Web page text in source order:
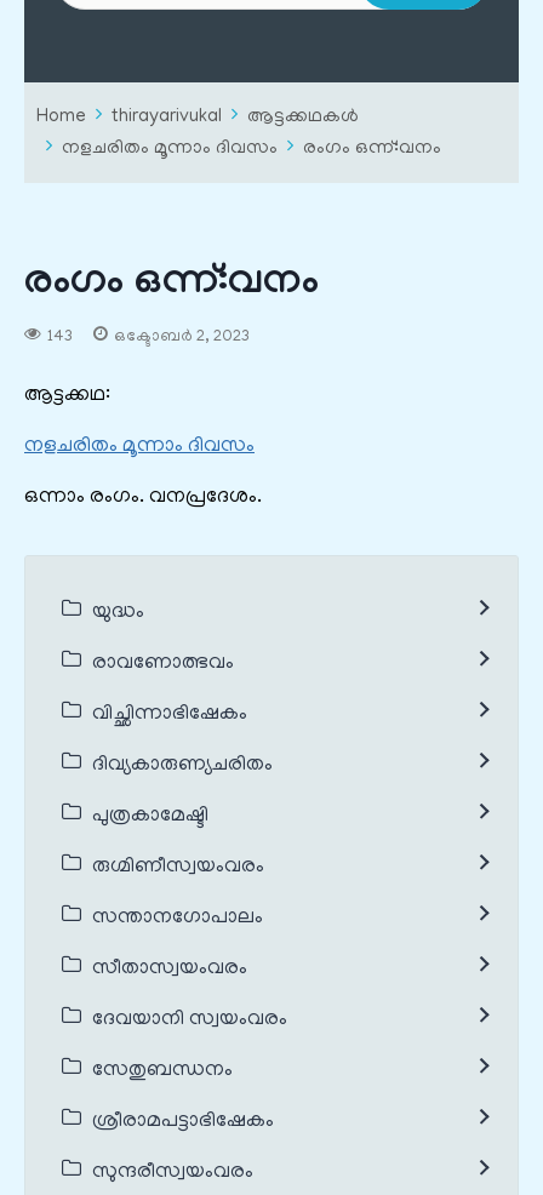
Home thirayarivukal
ആട്ടക്കഥകൾ
നളചരിതം മൂന്നാം ദിവസം
രംഗം ഒന്ന്‌:വനം
രംഗം ഒന്ന്‌:വനം
143 ഒക്ടോബർ 2, 2023
ആട്ടക്കഥ:
നളചരിതം മൂന്നാം ദിവസം
ഒന്നാം രംഗം. വനപ്രദേശം.
യുദ്ധം
രാവണോത്ഭവം
വിച്ഛിന്നാഭിഷേകം
ദിവ്യകാരുണ്യചരിതം
പുത്രകാമേഷ്ടി
രുഗ്മിണീസ്വയംവരം
സന്താനഗോപാലം
സീതാസ്വയംവരം
ദേവയാനി സ്വയംവരം
സേതുബന്ധനം
ശ്രീരാമപട്ടാഭിഷേകം
സുന്ദരീസ്വയംവരം